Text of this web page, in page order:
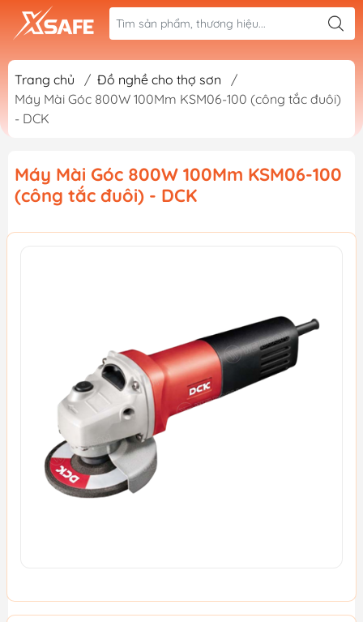
Trang chủ / Đồ nghề cho thợ sơn
/
Máy Mài Góc 800W 100Mm KSM06-100 (công tắc đuôi)
- DCK
Máy Mài Góc 800W 100Mm KSM06-100
(công tắc đuôi) - DCK